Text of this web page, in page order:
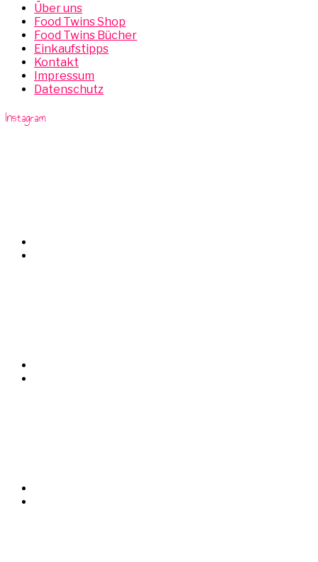
Über uns
Food Twins Shop
Food Twins Bücher
Einkaufstipps
Kontakt
Impressum
Datenschutz
Instagram